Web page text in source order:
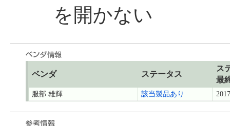
を開かない
ベンダ ステータス
ス
最
服部 雄輝 該当製品あり